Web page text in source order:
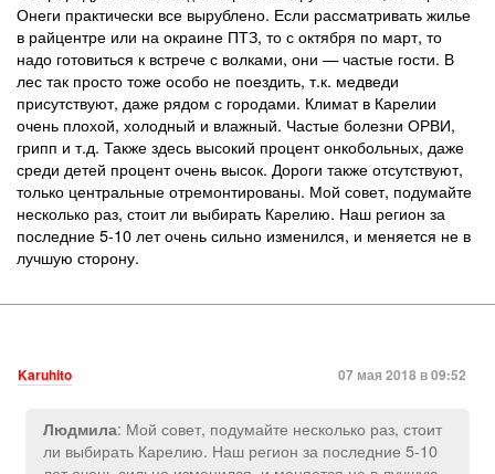
Онеги практически все вырублено. Если рассматривать жилье
в райцентре или на окраине ПТЗ, то с октября по март, то
надо готовиться к встрече с волками, они — частые гости. В
лес так просто тоже особо не поездить, т.к. медведи
присутствуют, даже рядом с городами. Климат в Карелии
очень плохой, холодный и влажный. Частые болезни ОРВИ,
грипп и т.д. Также здесь высокий процент онкобольных, даже
среди детей процент очень высок. Дороги также отсутствуют,
только центральные отремонтированы. Мой совет, подумайте
несколько раз, стоит ли выбирать Карелию. Наш регион за
последние 5-10 лет очень сильно изменился, и меняется не в
лучшую сторону.
Karuhito 07 мая 2018 в 09:52
Людмила: Мой совет, подумайте несколько раз, стоит
ли выбирать Карелию. Наш регион за последние 5-10